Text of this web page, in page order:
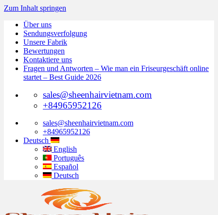
Zum Inhalt springen
Über uns
Sendungsverfolgung
Unsere Fabrik
Bewertungen
Kontaktiere uns
Fragen und Antworten – Wie man ein Friseurgeschäft online
startet – Best Guide 2026
sales@sheenhairvietnam.com
+84965952126
sales@sheenhairvietnam.com
+84965952126
Deutsch
English
Português
Español
Deutsch